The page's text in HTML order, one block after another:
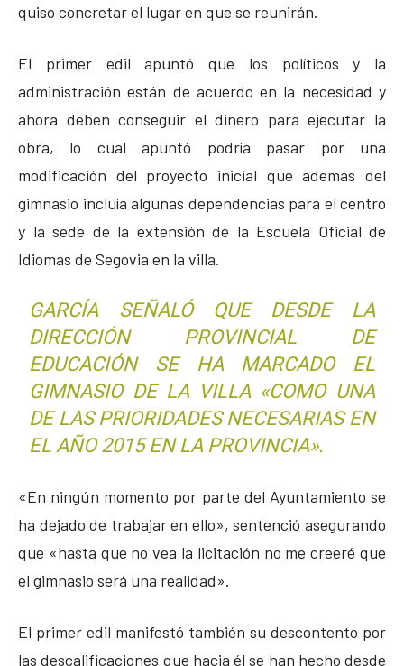
quiso concretar el lugar en que se reunirán.
El primer edil apuntó que los políticos y la
administración están de acuerdo en la necesidad y
ahora deben conseguir el dinero para ejecutar la
obra, lo cual apuntó podría pasar por una
modificación del proyecto inicial que además del
gimnasio incluía algunas dependencias para el centro
y la sede de la extensión de la Escuela Oficial de
Idiomas de Segovia en la villa.
GARCÍA SEÑALÓ QUE DESDE LA
DIRECCIÓN PROVINCIAL DE
EDUCACIÓN SE HA MARCADO EL
GIMNASIO DE LA VILLA «COMO UNA
DE LAS PRIORIDADES NECESARIAS EN
EL AÑO 2015 EN LA PROVINCIA».
«En ningún momento por parte del Ayuntamiento se
ha dejado de trabajar en ello», sentenció asegurando
que «hasta que no vea la licitación no me creeré que
el gimnasio será una realidad».
El primer edil manifestó también su descontento por
las descalificaciones que hacia él se han hecho desde